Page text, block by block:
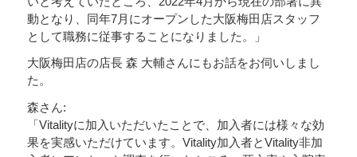
動となり、同年7月にオープンした大阪梅田店スタッフ
として職務に従事することになりました。」
大阪梅田店の店長 森 大輔さんにもお話をお伺いしまし
た。
森さん:
「Vitalityに加入いただいたことで、加入者には様々な効
果を実感いただけています。Vitality加入者とVitality非加